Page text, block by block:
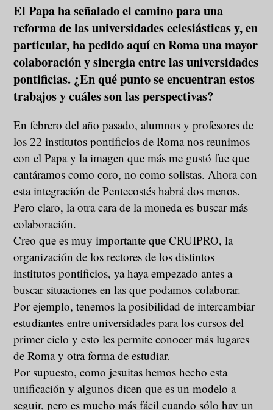
El Papa ha señalado el camino para una
reforma de las universidades eclesiásticas y, en
particular, ha pedido aquí en Roma una mayor
colaboración y sinergia entre las universidades
pontificias. ¿En qué punto se encuentran estos
trabajos y cuáles son las perspectivas?
En febrero del año pasado, alumnos y profesores de
los 22 institutos pontificios de Roma nos reunimos
con el Papa y la imagen que más me gustó fue que
cantáramos como coro, no como solistas. Ahora con
esta integración de Pentecostés habrá dos menos.
Pero claro, la otra cara de la moneda es buscar más
colaboración.
Creo que es muy importante que CRUIPRO, la
organización de los rectores de los distintos
institutos pontificios, ya haya empezado antes a
buscar situaciones en las que podamos colaborar.
Por ejemplo, tenemos la posibilidad de intercambiar
estudiantes entre universidades para los cursos del
primer ciclo y esto les permite conocer más lugares
de Roma y otra forma de estudiar.
Por supuesto, como jesuitas hemos hecho esta
unificación y algunos dicen que es un modelo a
seguir, pero es mucho más fácil cuando sólo hay un